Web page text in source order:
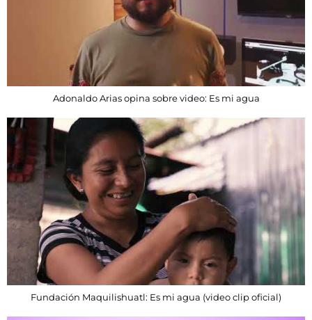
Adonaldo Arias opina sobre video: Es mi agua
Fundación Maquilishuatl: Es mi agua (video clip oficial)